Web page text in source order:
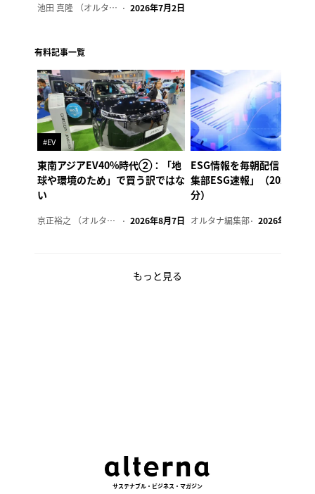
池田 真隆 （オルタナ輪番編集長） 2026年7月2日
有料記事一覧
#EV
東南アジアEV40%時代②：「地
球や環境のため」で買う訳ではな
い
京正裕之 （オルタナ副編集長） 2026年8月7日
ESG情報を毎朝配信「オル
集部ESG速報」（2026年8
分）
オルタナ編集部 2026年8月7日
もっと見る
サステナブル・ビジネス・マガジン